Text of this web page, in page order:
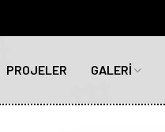
PROJELER GALERİ